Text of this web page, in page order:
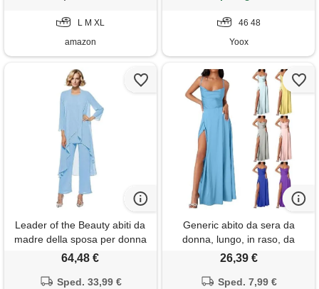
scollo a v, abito da cocktail,
abito
L M XL
amazon
46 48
Yoox
Leader of the Beauty abiti da
madre della sposa per donna
3 pezzi in chiffon set completo
con gilet, azzurro, 58
64,48 €
Sped. 33,99 €
Generic abito da sera da
donna, lungo, in raso, da
cocktail, da donna, con
ad a, elegante, colore: rosa. ,
26,39 €
Sped. 7,99 €